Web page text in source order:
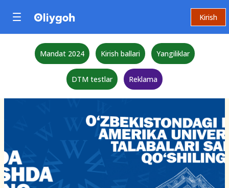
Kirish
Mandat 2024 Kirish ballari Yangiliklar
DTM testlar Reklama